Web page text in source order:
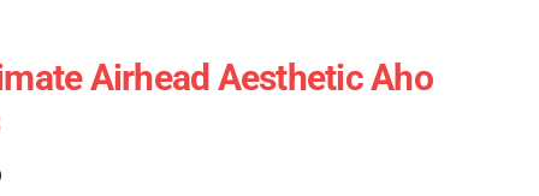
Airhead Aesthetic Aho